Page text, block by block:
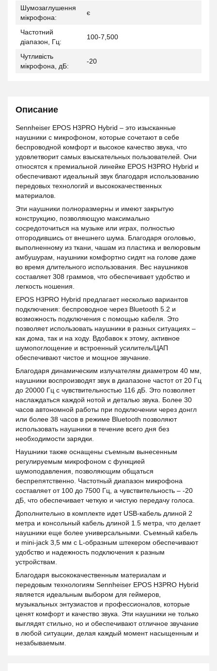
Шумозаглушення
мікрофона:
є
Частотний
діапазон, Гц:
100-7,500
Чутливість
мікрофона, дБ:
-20
Описание
Sennheiser EPOS H3PRO Hybrid – это изысканные
наушники с микрофоном, которые сочетают в себе
беспроводной комфорт и высокое качество звука, что
удовлетворит самых взыскательных пользователей. Они
относятся к премиальной линейке EPOS H3PRO Hybrid и
обеспечивают идеальный звук благодаря использованию
передовых технологий и высококачественных
материалов.
Эти наушники полноразмерны и имеют закрытую
конструкцию, позволяющую максимально
сосредоточиться на музыке или играх, полностью
отгородившись от внешнего шума. Благодаря оголовью,
выполненному из ткани, чашам из пластика и велюровым
амбушурам, наушники комфортно сидят на голове даже
во время длительного использования. Вес наушников
составляет 308 граммов, что обеспечивает удобство и
легкость ношения.
EPOS H3PRO Hybrid предлагает несколько вариантов
подключения: беспроводное через Bluetooth 5.2 и
возможность подключения с помощью кабеля. Это
позволяет использовать наушники в разных ситуациях –
как дома, так и на ходу. Вдобавок к этому, активное
шумопоглощение и встроенный усилитель/ЦАП
обеспечивают чистое и мощное звучание.
Благодаря динамическим излучателям диаметром 40 мм,
наушники воспроизводят звук в диапазоне частот от 20 Гц
до 20000 Гц с чувствительностью 116 дБ. Это позволяет
наслаждаться каждой нотой и деталью звука. Более 30
часов автономной работы при подключении через донгл
или более 38 часов в режиме Bluetooth позволяют
использовать наушники в течение всего дня без
необходимости зарядки.
Наушники также оснащены съемным вынесенным
регулируемым микрофоном с функцией
шумоподавления, позволяющим общаться
беспрепятственно. Частотный диапазон микрофона
составляет от 100 до 7500 Гц, а чувствительность – -20
дБ, что обеспечивает четкую и чистую передачу голоса.
Дополнительно в комплекте идет USB-кабель длиной 2
метра и консольный кабель длиной 1.5 метра, что делает
наушники еще более универсальными. Съемный кабель
и mini-jack 3,5 мм с L-образным штекером обеспечивают
удобство и надежность подключения к разным
устройствам.
Благодаря высококачественным материалам и
передовым технологиям Sennheiser EPOS H3PRO Hybrid
является идеальным выбором для геймеров,
музыкальных энтузиастов и профессионалов, которые
ценят комфорт и качество звука. Эти наушники не только
выглядят стильно, но и обеспечивают отличное звучание
в любой ситуации, делая каждый момент насыщенным и
незабываемым.